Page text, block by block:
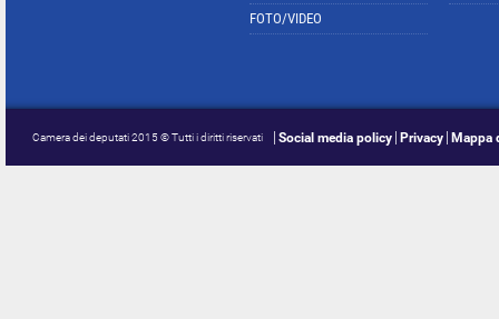
FOTO/VIDEO
Camera dei deputati 2015 © Tutti i diritti riservati Social media policy Privacy Mappa